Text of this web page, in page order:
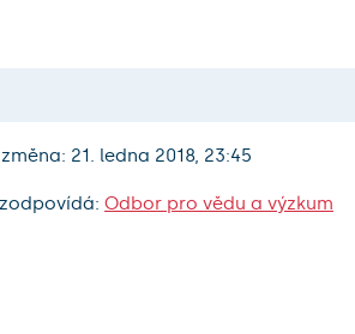
21. ledna 2018, 23:45
Odbor pro vědu a výzkum